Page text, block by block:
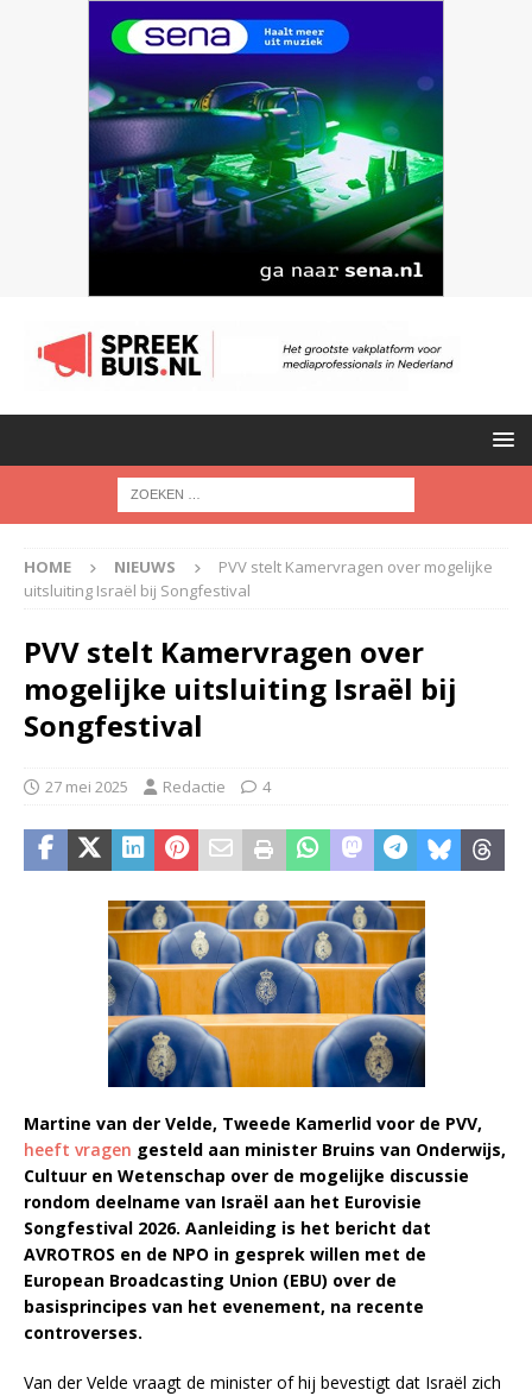
HOME NIEUWS
PVV stelt Kamervragen over mogelijke
uitsluiting Israël bij Songfestival
PVV stelt Kamervragen over
mogelijke uitsluiting Israël bij
Songfestival
27 mei 2025 Redactie 4
Martine van der Velde, Tweede Kamerlid voor de PVV,
heeft vragen gesteld aan minister Bruins van Onderwijs,
Cultuur en Wetenschap over de mogelijke discussie
rondom deelname van Israël aan het Eurovisie
Songfestival 2026. Aanleiding is het bericht dat
AVROTROS en de NPO in gesprek willen met de
European Broadcasting Union (EBU) over de
basisprincipes van het evenement, na recente
controverses.
Van der Velde vraagt de minister of hij bevestigt dat Israël zich